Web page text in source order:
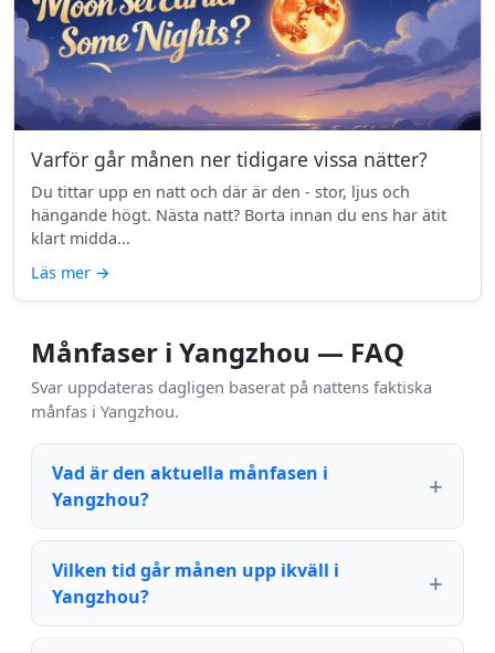
Varför går månen ner tidigare vissa nätter?
Du tittar upp en natt och där är den - stor, ljus och
hängande högt. Nästa natt? Borta innan du ens har ätit
klart midda...
Läs mer →
Månfaser i Yangzhou — FAQ
Svar uppdateras dagligen baserat på nattens faktiska
månfas i Yangzhou.
Vad är den aktuella månfasen i
Yangzhou?
Vilken tid går månen upp ikväll i
Yangzhou?